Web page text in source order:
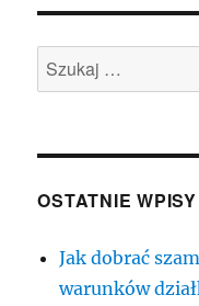
Szukaj:
OSTATNIE WPISY
Jak dobrać
warunków